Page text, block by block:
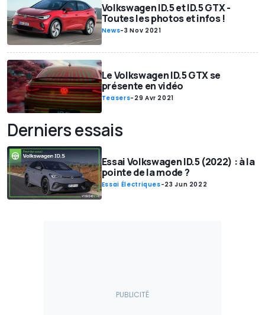
Volkswagen ID.5 et ID.5 GTX -
Toutes les photos et infos !
News-3 Nov 2021
Le Volkswagen ID.5 GTX se
présente en vidéo
Teasers- 29 Avr 2021
Derniers essais
Essai Volkswagen ID.5 (2022) : à la
pointe de la mode ?
Essai Électriques-23 Jun 2022